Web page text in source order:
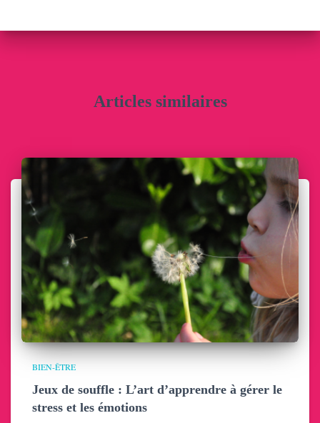
Articles similaires
BIEN-ÊTRE
Jeux de souffle : L’art d’apprendre à gérer le
stress et les émotions